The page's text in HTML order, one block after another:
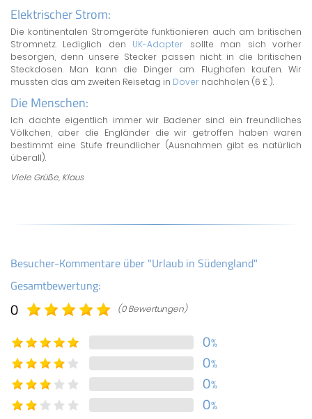
Elektrischer Strom:
Die kontinentalen Stromgeräte funktionieren auch am britischen
Stromnetz. Lediglich den UK-Adapter sollte man sich vorher
besorgen, denn unsere Stecker passen nicht in die britischen
Steckdosen. Man kann die Dinger am Flughafen kaufen. Wir
mussten das am zweiten Reisetag in Dover nachholen (6 £ ).
Die Menschen:
Ich dachte eigentlich immer wir Badener sind ein freundliches
Völkchen, aber die Engländer die wir getroffen haben waren
bestimmt eine Stufe freundlicher (Ausnahmen gibt es natürlich
überall).
Viele Grüße, Klaus
Besucher-Kommentare über "Urlaub in Südengland"
Gesamtbewertung:
0 (0 Bewertungen)
0%
0%
0%
0%